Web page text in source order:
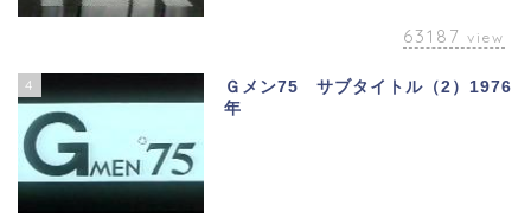
63187 view
4
Ｇメン75 サブタイトル（2）1976
年